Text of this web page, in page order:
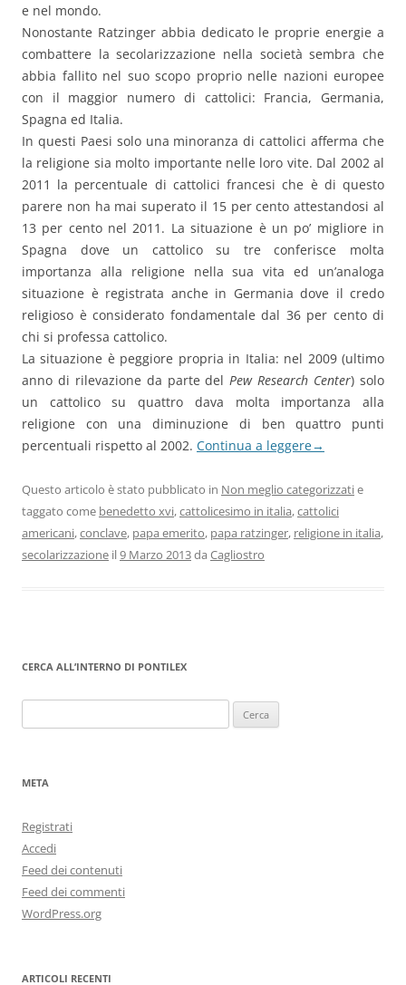
e nel mondo.
Nonostante Ratzinger abbia dedicato le proprie energie a
combattere la secolarizzazione nella società sembra che
abbia fallito nel suo scopo proprio nelle nazioni europee
con il maggior numero di cattolici: Francia, Germania,
Spagna ed Italia.
In questi Paesi solo una minoranza di cattolici afferma che
la religione sia molto importante nelle loro vite. Dal 2002 al
2011 la percentuale di cattolici francesi che è di questo
parere non ha mai superato il 15 per cento attestandosi al
13 per cento nel 2011. La situazione è un po’ migliore in
Spagna dove un cattolico su tre conferisce molta
importanza alla religione nella sua vita ed un’analoga
situazione è registrata anche in Germania dove il credo
religioso è considerato fondamentale dal 36 per cento di
chi si professa cattolico.
La situazione è peggiore propria in Italia: nel 2009 (ultimo
anno di rilevazione da parte delPew Research Center) solo
un cattolico su quattro dava molta importanza alla
religione con una diminuzione di ben quattro punti
percentuali rispetto al 2002. Continua a leggere→
Questo articolo è stato pubblicato in Non meglio categorizzatie
taggato come benedetto xvi,cattolicesimo in italia,cattolici
americani,conclave, papa emerito, papa ratzinger, religione in italia,
secolarizzazione il9 Marzo 2013da Cagliostro
CERCA ALL’INTERNO DI PONTILEX
per:
META
Registrati
Accedi
Feed dei contenuti
Feed dei commenti
WordPress.org
ARTICOLI RECENTI